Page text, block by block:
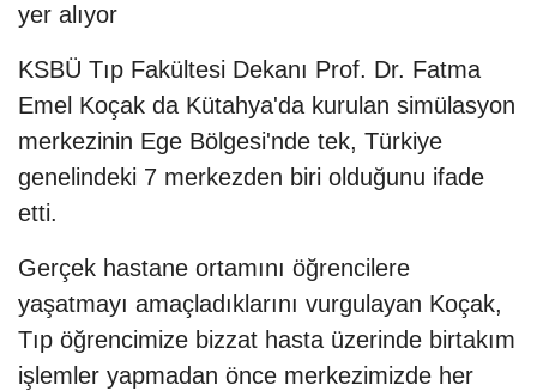
yer alıyor
KSBÜ Tıp Fakültesi Dekanı Prof. Dr. Fatma
Emel Koçak da Kütahya'da kurulan simülasyon
merkezinin Ege Bölgesi'nde tek, Türkiye
genelindeki 7 merkezden biri olduğunu ifade
etti.
Gerçek hastane ortamını öğrencilere
yaşatmayı amaçladıklarını vurgulayan Koçak,
Tıp öğrencimize bizzat hasta üzerinde birtakım
işlemler yapmadan önce merkezimizde her